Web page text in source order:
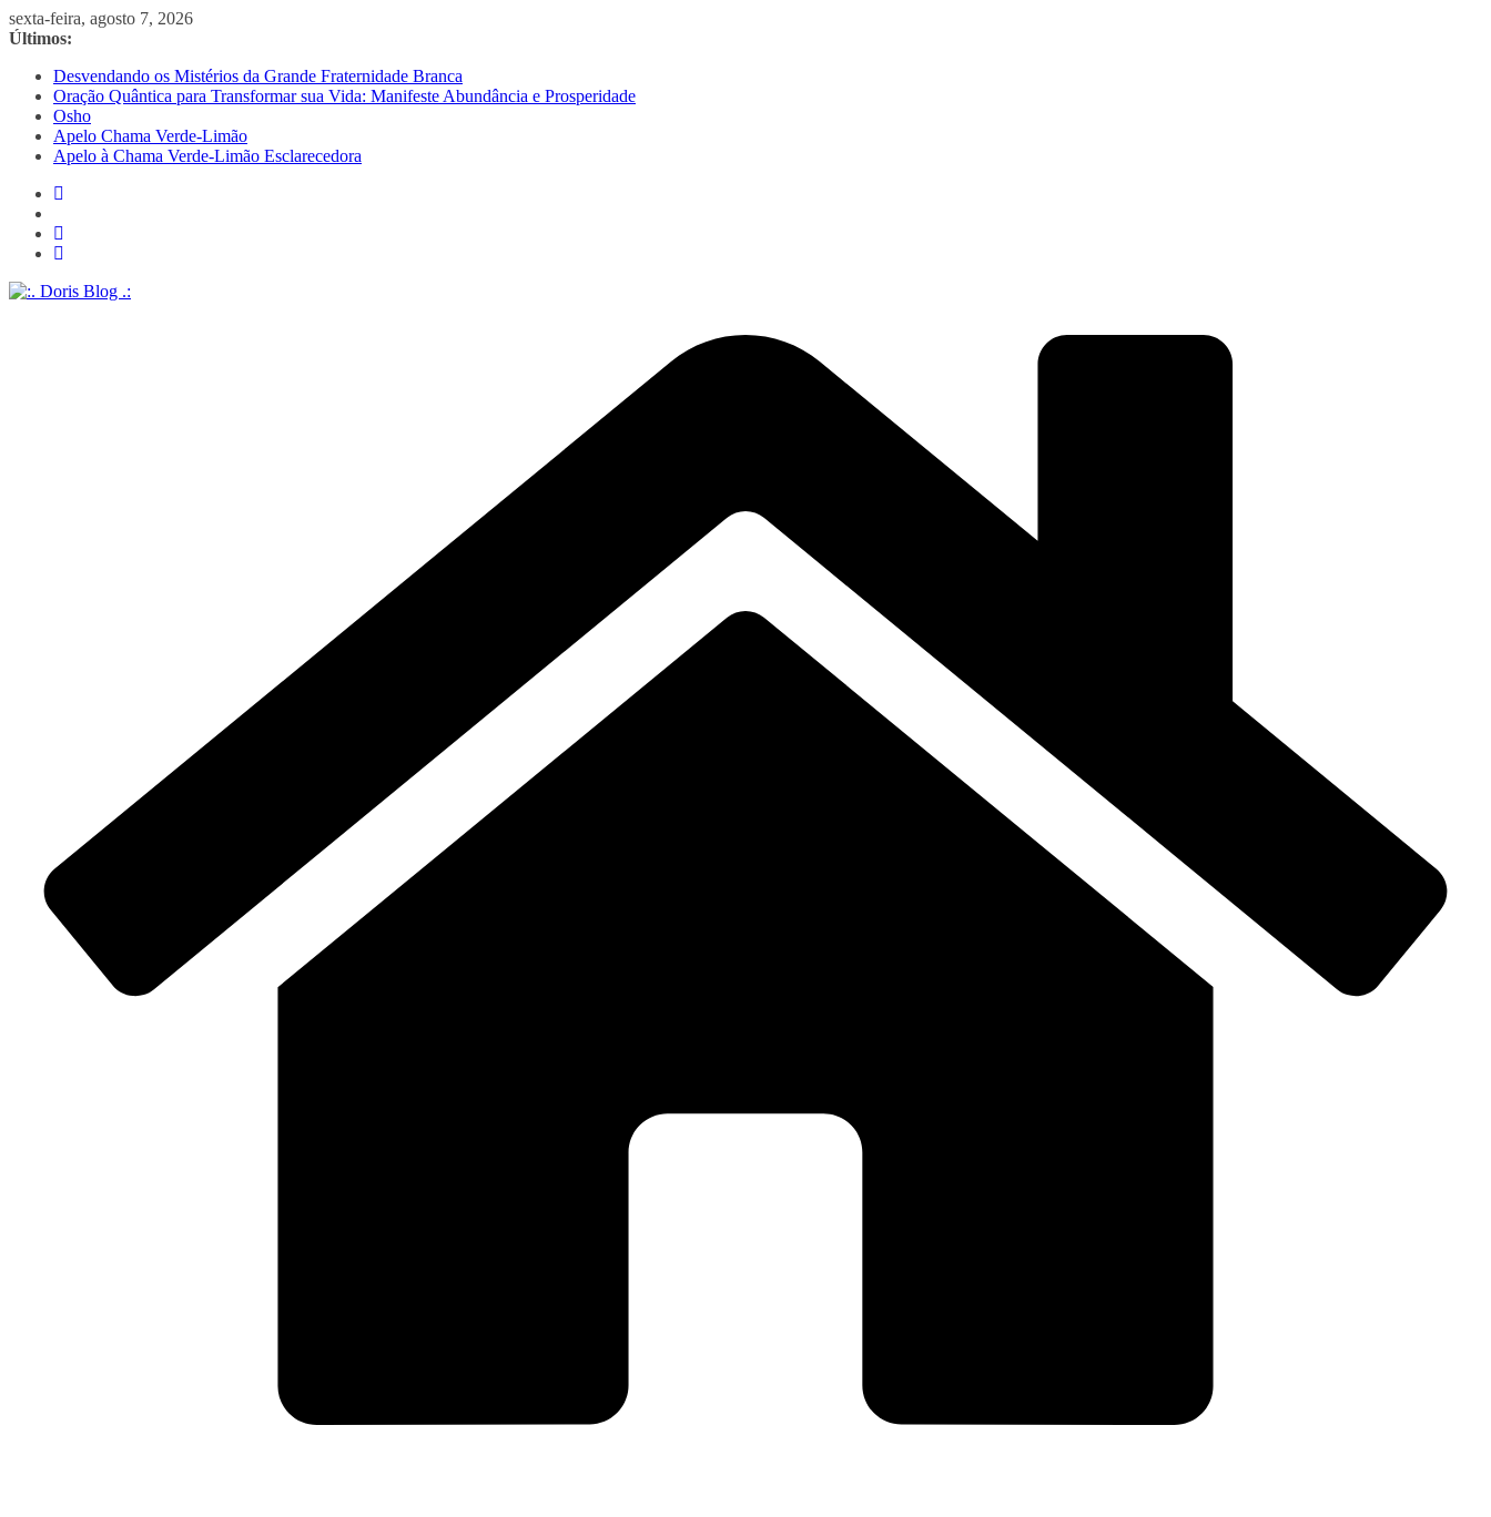
Pular
para
conteúdo
sexta-feira, agosto 7, 2026
Últimos:
Desvendando os Mistérios da Grande Fraternidade Branca
Oração Quântica para Transformar sua Vida: Manifeste Abundância e Prosperidade
Osho
Apelo Chama Verde-Limão
Apelo à Chama Verde-Limão Esclarecedora